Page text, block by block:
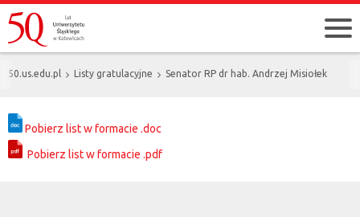
50.us.edu.pl Listy gratulacyjne Senator RP dr hab. Andrzej Misiołek
Pobierz list w formacie .doc
Pobierz list w formacie .pdf